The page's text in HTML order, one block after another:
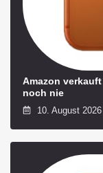
Amazon
noch nie
10. August 2026